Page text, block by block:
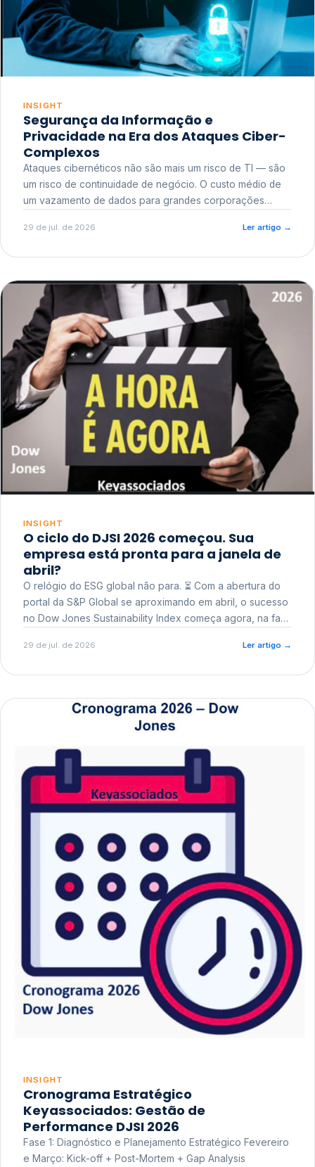
INSIGHT
Segurança da Informação e
Privacidade na Era dos Ataques Ciber-
Complexos
Ataques cibernéticos não são mais um risco de TI — são
um risco de continuidade de negócio. O custo médio de
um vazamento de dados para grandes corporações
reputacional e o risco regulatório junto a órgãos como a
29 de jul. de 2026 Ler artigo →
INSIGHT
O ciclo do DJSI 2026 começou. Sua
empresa está pronta para a janela de
abril?
O relógio do ESG global não para. ⏳ Com a abertura do
portal da S&P Global se aproximando em abril, o sucesso
no Dow Jones Sustainability Index começa agora, na fase
29 de jul. de 2026 Ler artigo →
INSIGHT
Cronograma Estratégico
Keyassociados: Gestão de
Performance DJSI 2026
Fase 1: Diagnóstico e Planejamento Estratégico Fevereiro
e Março: Kick-off + Post-Mortem + Gap Analysis